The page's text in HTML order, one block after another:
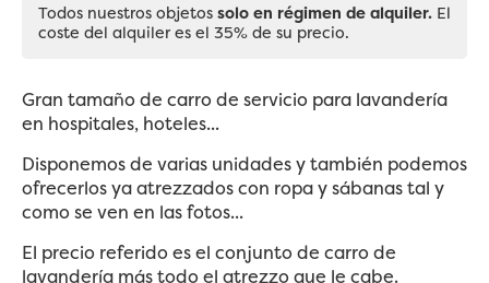
Todos nuestros objetos solo en régimen de alquiler. El
coste del alquiler es el 35% de su precio.
Gran tamaño de carro de servicio para lavandería
en hospitales, hoteles...
Disponemos de varias unidades y también podemos
ofrecerlos ya atrezzados con ropa y sábanas tal y
como se ven en las fotos...
El precio referido es el conjunto de carro de
lavandería más todo el atrezzo que le cabe.